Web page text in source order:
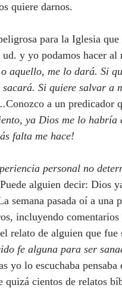
quiere darnos.
y yo podamos hacer al
aquello, me lo dará. Si
sacará. Si quiere salvar
Conozco a un predicador
ya Dios me lo
falta me hace!
personal no
Puede alguien decir: Dios
semana pasada oí a una
incluyendo
relato de alguien que
fe alguna para ser
yo lo escuchaba
cientos de relatos